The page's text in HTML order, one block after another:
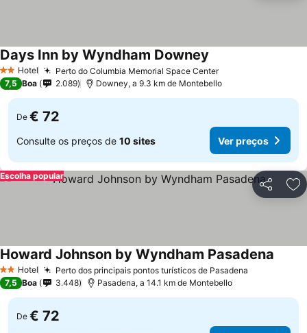
2 Estrelas
Hotel Perto do Columbia Memorial Space Center
Days Inn by Wyndham Downey
7,5 Boa 2.089 Downey, a 9.3 km de Montebello
De € 72
Consulte os preços de 10 sites Ver preços
Partilhar
Escolha popular
2 Estrelas
Hotel Perto dos principais pontos turísticos de Pasadena
Howard Johnson by Wyndham Pasadena
7,5 Boa 3.448 Pasadena, a 14.1 km de Montebello
De € 72